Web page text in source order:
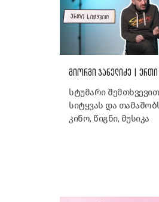
ᲒᲘᲝᲠᲒᲘ ᲯᲐᲜᲔᲚᲘᲫᲔ |
სტუმარი
სიტყვას და
კინო, წიგნი, მუსიკა